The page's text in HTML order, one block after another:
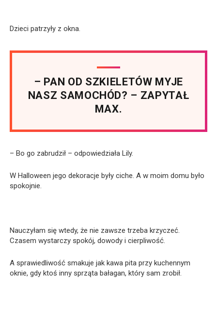
Dzieci patrzyły z okna.
– PAN OD SZKIELETÓW MYJE
NASZ SAMOCHÓD? – ZAPYTAŁ
MAX.
– Bo go zabrudził – odpowiedziała Lily.
W Halloween jego dekoracje były ciche. A w moim domu było
spokojnie.
Nauczyłam się wtedy, że nie zawsze trzeba krzyczeć.
Czasem wystarczy spokój, dowody i cierpliwość.
A sprawiedliwość smakuje jak kawa pita przy kuchennym
oknie, gdy ktoś inny sprząta bałagan, który sam zrobił.